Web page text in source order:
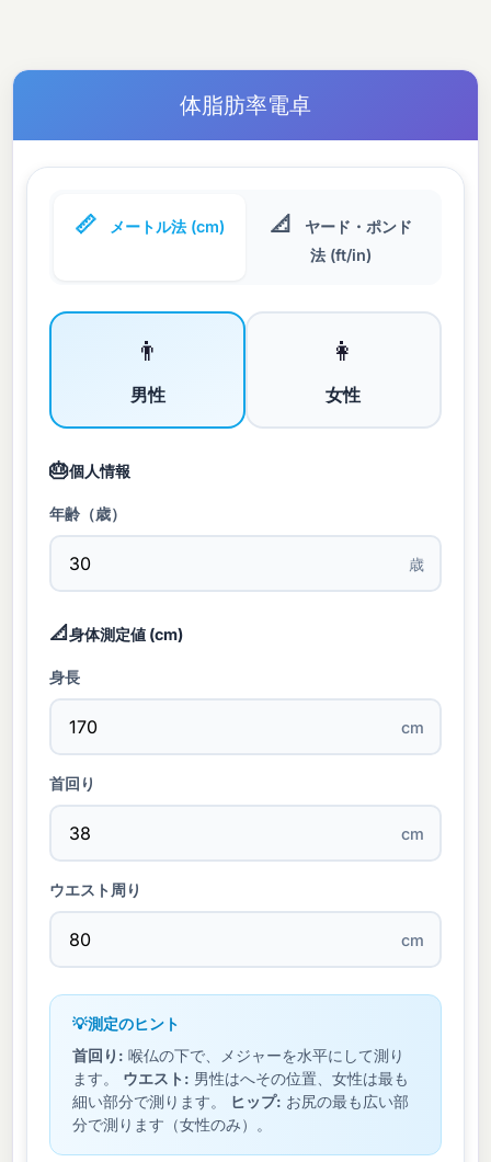
体脂肪率電卓
📏 メートル法 (cm) 📐
ヤード・ポンド
法 (ft/in)
👨
男性
👩
女性
🎂個人情報
年齢（歳）
歳
📐身体測定値 (cm)
身長
cm
首回り
cm
ウエスト周り
cm
💡測定のヒント
首回り: 喉仏の下で、メジャーを水平にして測り
ます。 ウエスト: 男性はへその位置、女性は最も
細い部分で測ります。
ヒップ: お尻の最も広い部
分で測ります（女性のみ）。